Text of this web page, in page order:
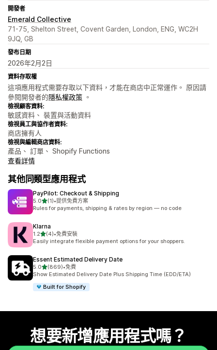
開發者
Emerald Collective
71-75, Shelton Street, Covent Garden, London, ENG, WC2H
9JQ, GB
發布日期
2026年2月2日
資料存取權
這項應用程式需要存取以下資料，才能在商店中正常運作。 原因請
參閱開發者的隱私權政策 。
檢視顧客資料:
敏感資料、 裝置與活動資料
檢視員工與協作者資料:
商店擁有人
檢視與編輯商店資料:
產品、 訂單、 Shopify Functions
查看詳情
其他同類型應用程式
PayPilot: Checkout & Shipping
5.0滿分 5 顆星
(1)
共有 1 則評價
•提供免費方案
Rules for payments, shipping & rates by region — no code
Klarna
1.2滿分 5 顆星
(4)
共有 4 則評價
•免費安裝
Easily integrate flexible payment options for your shoppers.
Essent Estimated Delivery Date
5.0滿分 5 顆星
(869)
共有 869 則評價
•免費
Show Estimated Delivery Date Plus Shipping Time (EDD/ETA)
Built for Shopify
想要新增應用程式嗎？